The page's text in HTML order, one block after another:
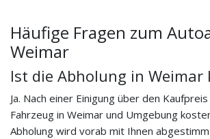
Häufige Fragen zum
Weimar
Ist die Abholung in Weimar
Ja. Nach einer Einigung über den
Fahrzeug in Weimar und Umgebung
Abholung wird vorab mit Ihnen